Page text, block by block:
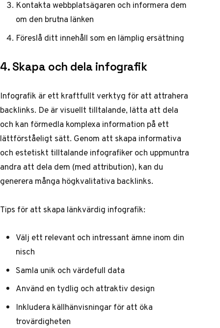
Kontakta webbplatsägaren och informera dem
om den brutna länken
Föreslå ditt innehåll som en lämplig ersättning
4. Skapa och dela infografik
Infografik är ett kraftfullt verktyg för att attrahera
backlinks. De är visuellt tilltalande, lätta att dela
och kan förmedla komplexa information på ett
lättförståeligt sätt. Genom att skapa informativa
och estetiskt tilltalande infografiker och uppmuntra
andra att dela dem (med attribution), kan du
generera många högkvalitativa backlinks.
Tips för att skapa länkvärdig infografik:
Välj ett relevant och intressant ämne inom din
nisch
Samla unik och värdefull data
Använd en tydlig och attraktiv design
Inkludera källhänvisningar för att öka
trovärdigheten